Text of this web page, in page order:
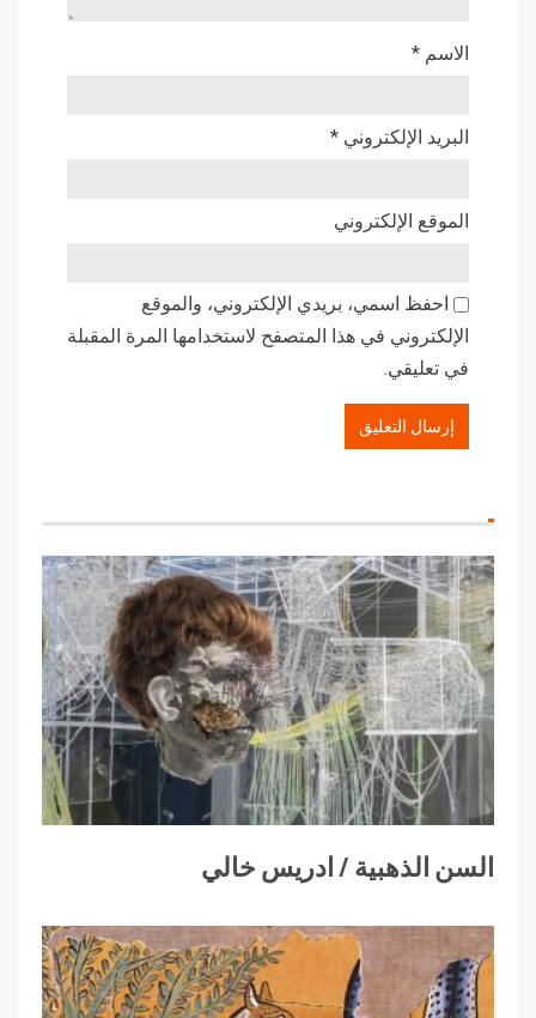
الاسم *
البريد الإلكتروني *
الموقع الإلكتروني
احفظ اسمي، بريدي الإلكتروني، والموقع
الإلكتروني في هذا المتصفح لاستخدامها المرة المقبلة
في تعليقي.
السن الذهبية / ادريس خالي